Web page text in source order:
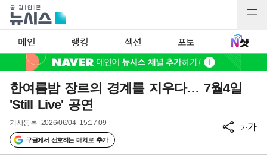
메인 랭킹 섹션 포토
한여름밤 장르의 경계를 지우다… 7월4일
'Still Live' 공연
기사등록 2026/06/04 15:17:09
구글에서 선호하는 매체로 추가
가가